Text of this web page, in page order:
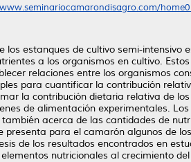
los estanques de cultivo semi-
a los organismos en cultivo.
relaciones entre los organismos
para cuantificar la contribución
la contribución dietaria relativa de
de alimentación experimentales.
acerca de las cantidades de
presenta para el camarón algunos de
de los resultados encontrados en
nutricionales al crecimiento